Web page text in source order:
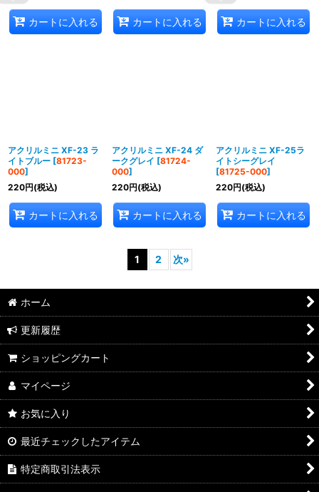
カートに入れる カートに入れる カートに入れる
アクリルミニ XF-23 ラ
イトブルー [81723-
000]
220円(税込)
カートに入れる
アクリルミニ XF-24 ダ
ークグレイ [81724-
000]
220円(税込)
カートに入れる
アクリルミニ XF-25ラ
イトシーグレイ
[81725-000]
220円(税込)
カートに入れる
1 2 次»
ホーム
更新履歴
ショッピングカート
マイページ
お気に入り
最近チェックしたアイテム
特定商取引法表示